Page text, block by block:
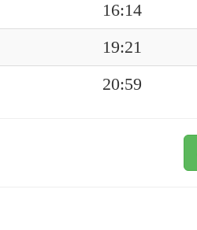
16:14
19:21
20:59